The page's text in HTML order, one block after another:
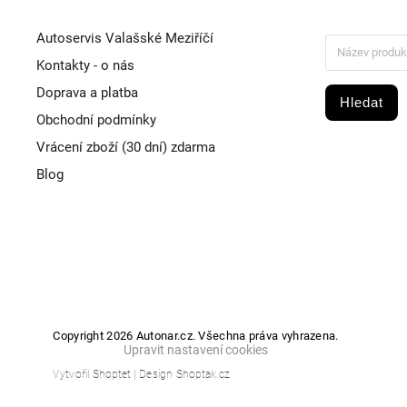
Autoservis Valašské Meziříčí
Kontakty - o nás
Doprava a platba
Obchodní podmínky
Vrácení zboží (30 dní) zdarma
Blog
Hledat
Copyright 2026 Autonar.cz. Všechna práva vyhrazena.
Upravit nastavení cookies
VytvořilShoptet | DesignShoptak.cz